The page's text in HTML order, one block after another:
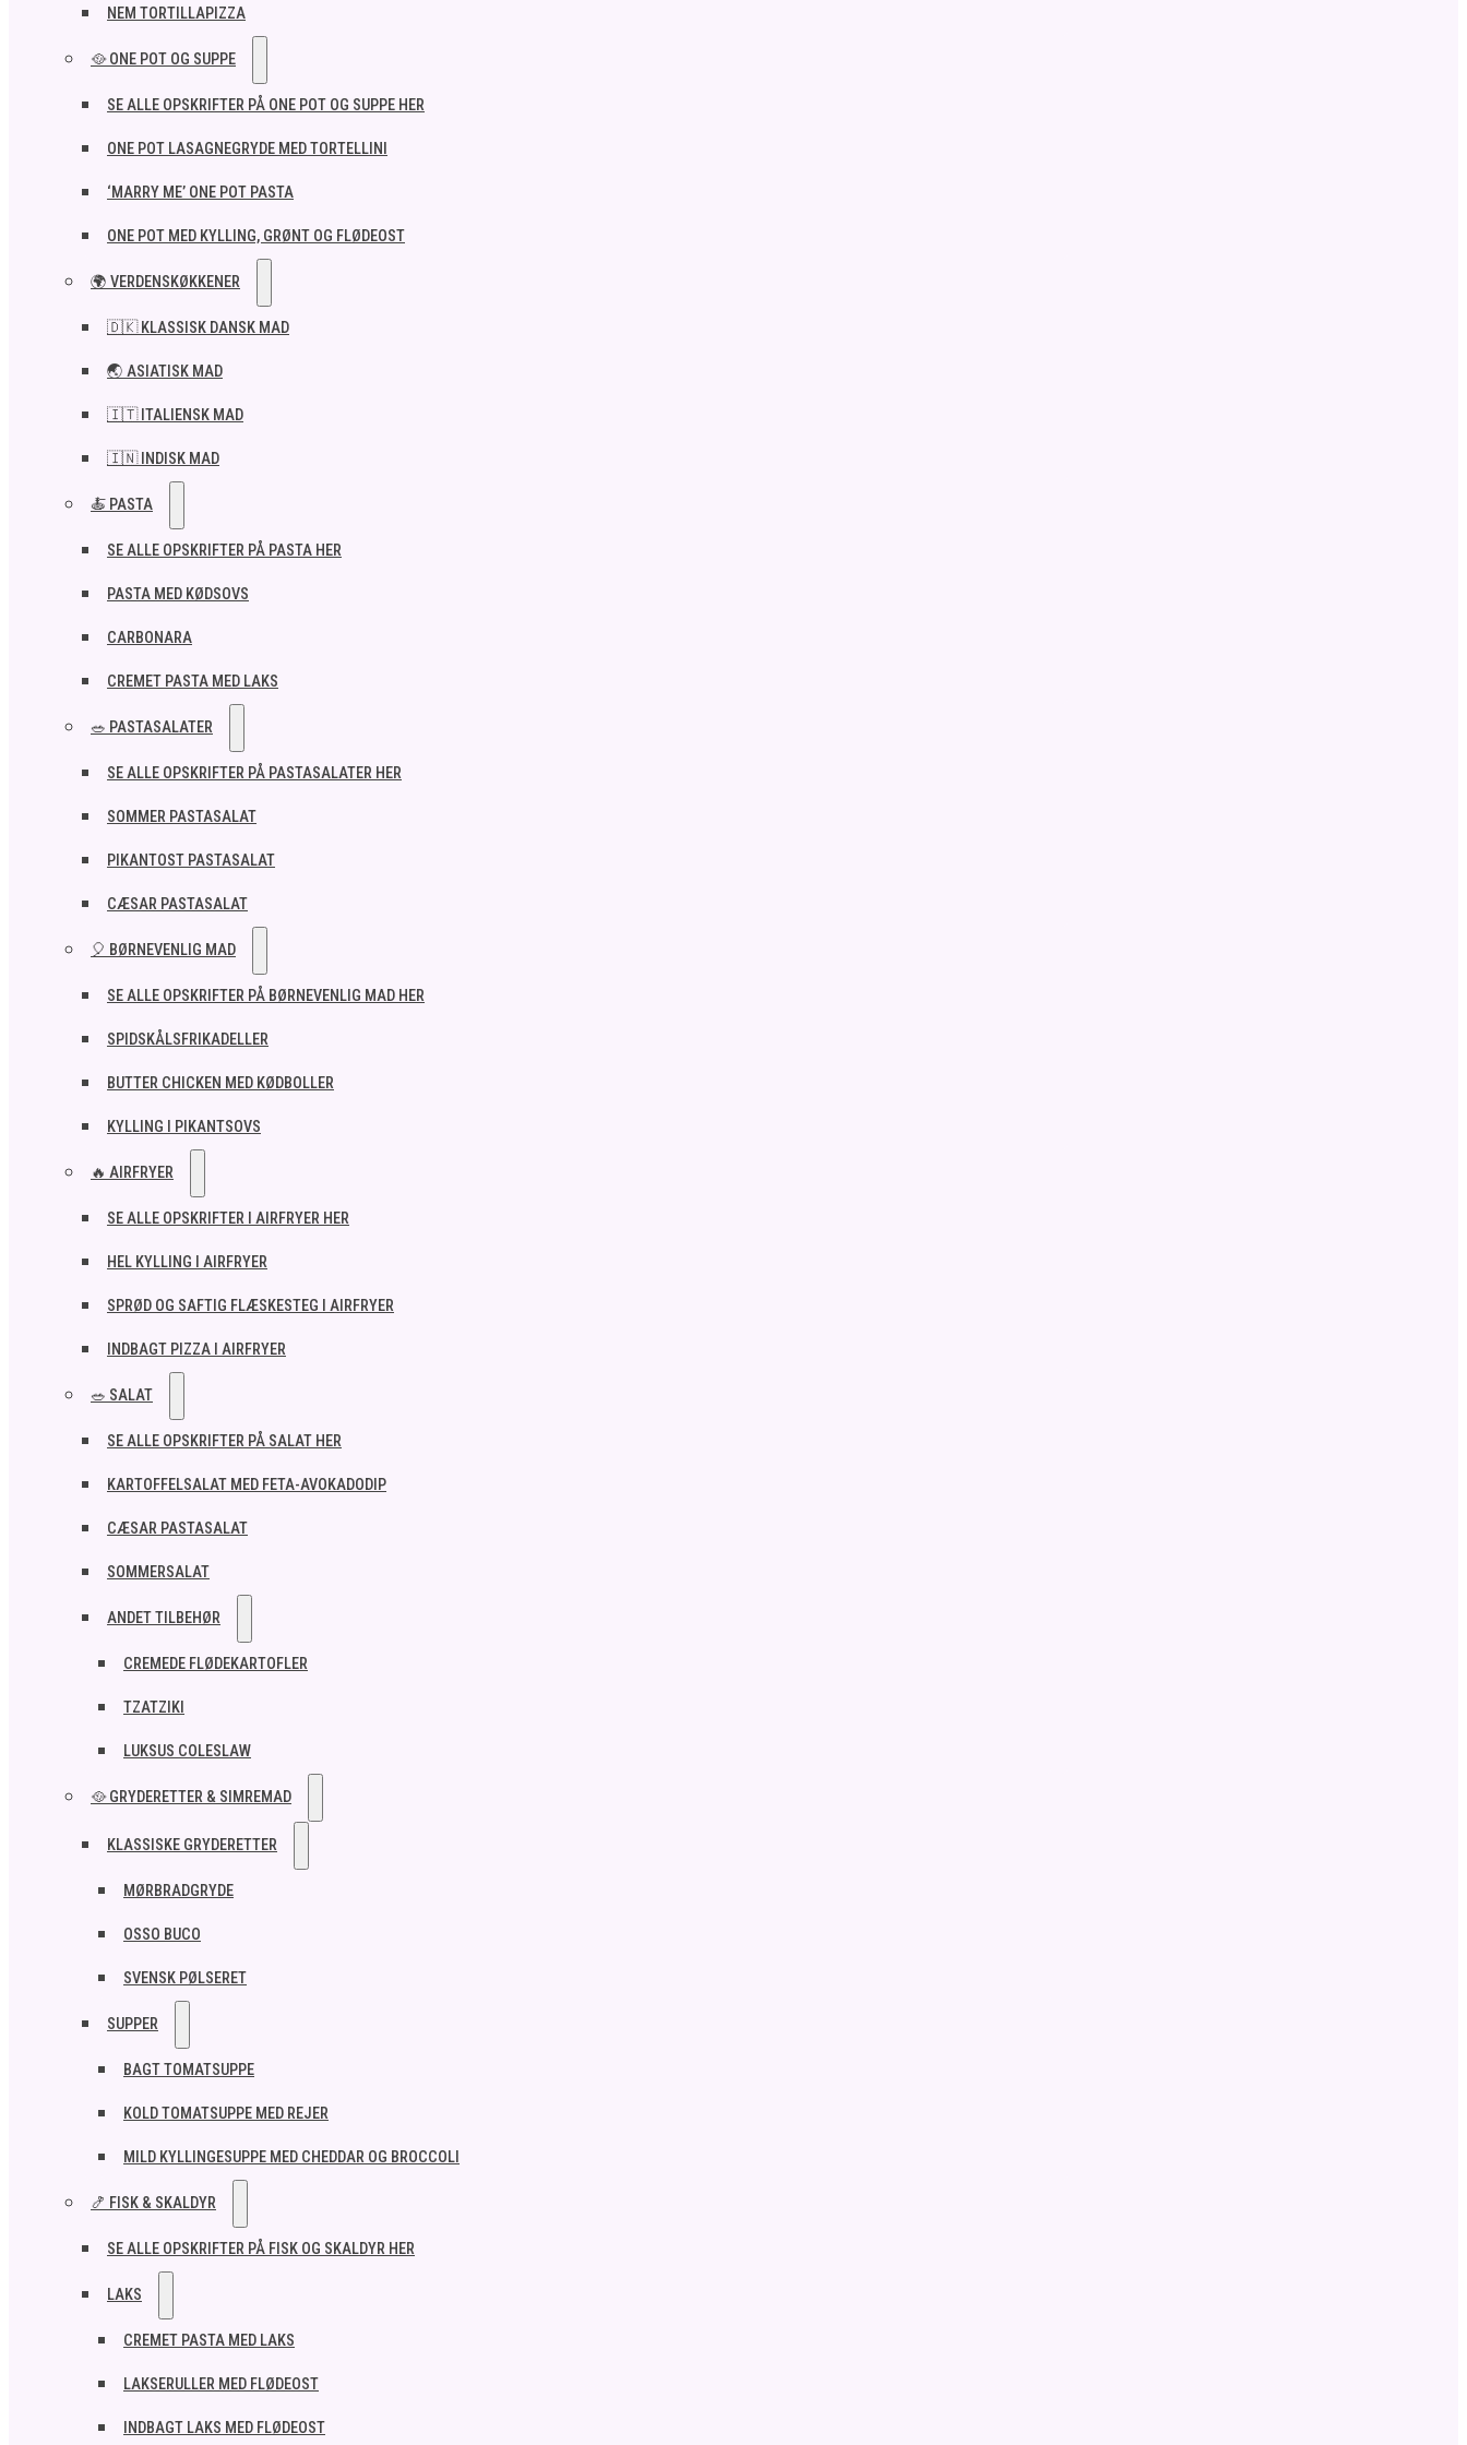
NEM TORTILLAPIZZA
🥘 ONE POT OG SUPPE
SE ALLE OPSKRIFTER PÅ ONE POT OG SUPPE HER
ONE POT LASAGNEGRYDE MED TORTELLINI
‘MARRY ME’ ONE POT PASTA
ONE POT MED KYLLING, GRØNT OG FLØDEOST
🌍 VERDENSKØKKENER
🇩🇰 KLASSISK DANSK MAD
🌏 ASIATISK MAD
🇮🇹 ITALIENSK MAD​
🇮🇳 INDISK MAD​
🍝 PASTA
SE ALLE OPSKRIFTER PÅ PASTA HER
PASTA MED KØDSOVS
CARBONARA
CREMET PASTA MED LAKS
🥗 PASTASALATER
SE ALLE OPSKRIFTER PÅ PASTASALATER HER
SOMMER PASTASALAT
PIKANTOST PASTASALAT
CÆSAR PASTASALAT
🎈 BØRNEVENLIG MAD
SE ALLE OPSKRIFTER PÅ BØRNEVENLIG MAD HER
SPIDSKÅLSFRIKADELLER
BUTTER CHICKEN MED KØDBOLLER
KYLLING I PIKANTSOVS
🔥 AIRFRYER
SE ALLE OPSKRIFTER I AIRFRYER HER
HEL KYLLING I AIRFRYER
SPRØD OG SAFTIG FLÆSKESTEG I AIRFRYER
INDBAGT PIZZA I AIRFRYER
🥗 SALAT
SE ALLE OPSKRIFTER PÅ SALAT HER
KARTOFFELSALAT MED FETA-AVOKADODIP
CÆSAR PASTASALAT
SOMMERSALAT
ANDET TILBEHØR
CREMEDE FLØDEKARTOFLER
TZATZIKI
LUKSUS COLESLAW
🥘 GRYDERETTER & SIMREMAD
KLASSISKE GRYDERETTER
MØRBRADGRYDE
OSSO BUCO
SVENSK PØLSERET
SUPPER
BAGT TOMATSUPPE
KOLD TOMATSUPPE MED REJER
MILD KYLLINGESUPPE MED CHEDDAR OG BROCCOLI
🍤 FISK & SKALDYR
SE ALLE OPSKRIFTER PÅ FISK OG SKALDYR HER
LAKS
CREMET PASTA MED LAKS
LAKSERULLER MED FLØDEOST
INDBAGT LAKS MED FLØDEOST